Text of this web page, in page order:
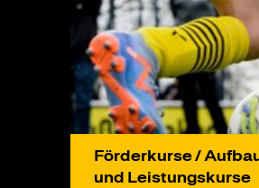
Förderkurse /
und Leistungskurse